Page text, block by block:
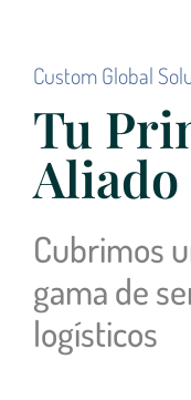
Custom Global
Tu
Cubrimos
gama de
logísticos